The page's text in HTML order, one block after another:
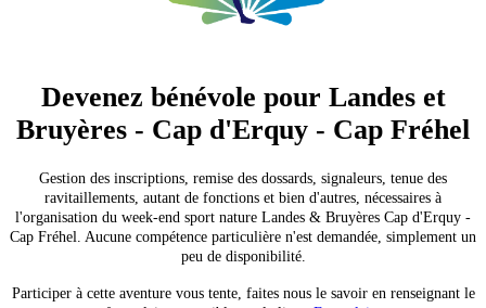
Devenez bénévole pour Landes et
Bruyères - Cap d'Erquy - Cap Fréhel
Gestion des inscriptions, remise des dossards, signaleurs, tenue des
ravitaillements, autant de fonctions et bien d'autres, nécessaires à
l'organisation du week-end sport nature Landes & Bruyères Cap d'Erquy -
Cap Fréhel. Aucune compétence particulière n'est demandée, simplement un
peu de disponibilité.
Participer à cette aventure vous tente, faites nous le savoir en renseignant le